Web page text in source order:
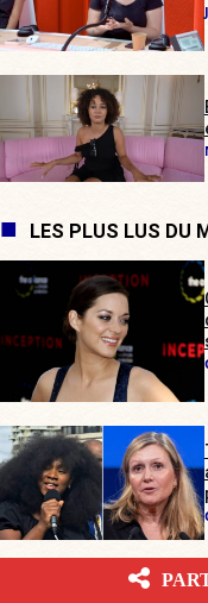
LES PLUS LUS DU